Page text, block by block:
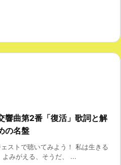
響曲第2番「復活」歌詞と解
の名盤
ストで聴いてみよう！ 私は生きる
よみがえる、そうだ、 ...